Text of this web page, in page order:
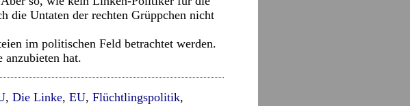
die Untaten der rechten Grüppchen nicht
im politischen Feld betrachtet werden.
anzubieten hat.
, Die Linke, EU, Flüchtlingspolitik,